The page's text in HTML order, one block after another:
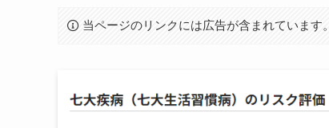
当ページのリンクには広告が含まれています。